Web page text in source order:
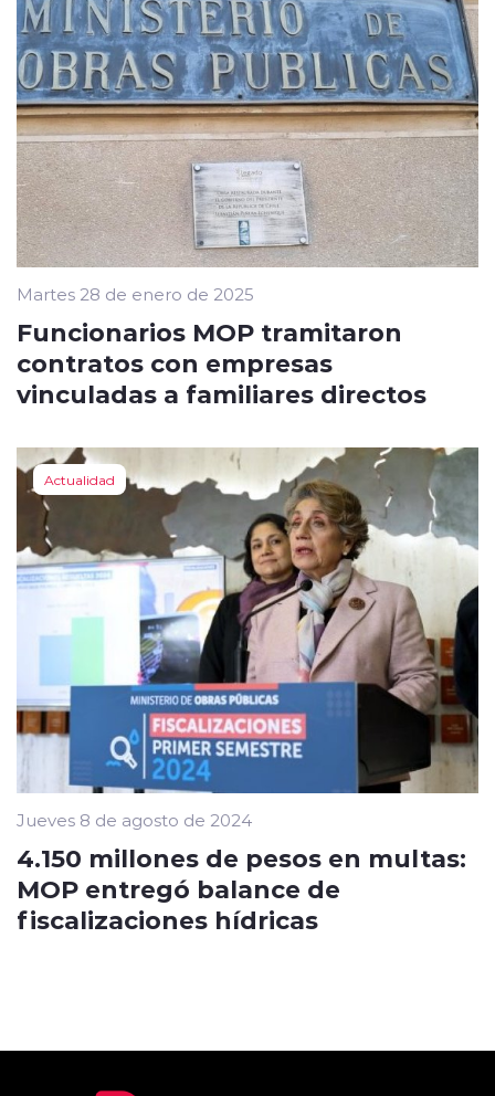
Martes 28 de enero de 2025
Funcionarios MOP tramitaron
contratos con empresas
vinculadas a familiares directos
Actualidad
Jueves 8 de agosto de 2024
4.150 millones de pesos en multas:
MOP entregó balance de
fiscalizaciones hídricas